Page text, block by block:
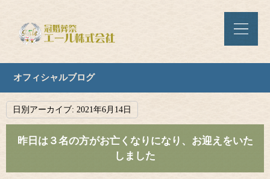
オフィシャルブログ
日別アーカイブ: 2021年6月14日
昨日は３名の方がお亡くなりになり、お迎えをいた
しました